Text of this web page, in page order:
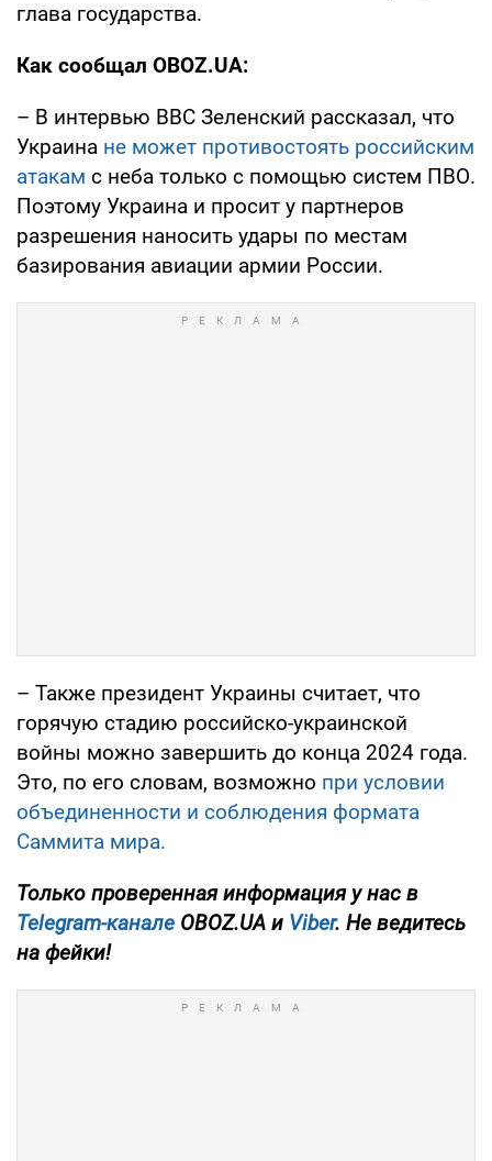
глава государства.
Как сообщал OBOZ.UA:
– В интервью BBC Зеленский рассказал, что
Украина не может противостоять российским
атакам с неба только с помощью систем ПВО.
Поэтому Украина и просит у партнеров
разрешения наносить удары по местам
базирования авиации армии России.
– Также президент Украины считает, что
горячую стадию российско-украинской
войны можно завершить до конца 2024 года.
Это, по его словам, возможно при условии
объединенности и соблюдения формата
Саммита мира.
Только проверенная информация у нас в
Telegram-канале OBOZ.UA и Viber. Не ведитесь
на фейки!